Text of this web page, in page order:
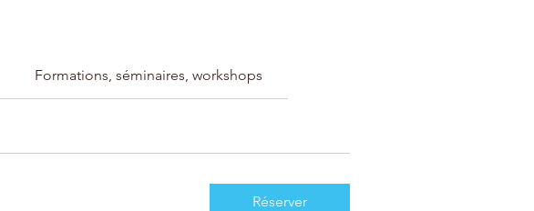
Formations, séminaires, workshops
Réserver